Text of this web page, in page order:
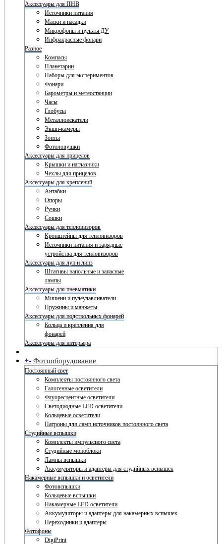
Аксессуары для ПНВ
Источники питания
Маски и насадки
Микрофоны и пульты ДУ
Инфракрасные фонари
Разное
Компасы
Планетарии
Наборы для экспериментов
Фонари
Барометры и метеостанции
Часы
Глобусы
Металлоискатели
Экшн-камеры
Зонты
Фотоловушки
Аксессуары для прицелов
Крышки и наглазники
Чехлы для прицелов
Аксессуары для креплений
Антабки
Опоры
Ручки
Сошки
Аксессуары для тепловизоров
Кронштейны для тепловизоров
Источники питания и зарядные
устройства для тепловизоров
Аксессуары для луп и линз
Штативы напольные и запасные
лампы
Аксессуары для пневматики
Мишени и пулеулавливатели
Пружины и манжеты
Аксессуары для подствольных фонарей
Кольца и крепления для
фонарей
Аксессуары для интерьера
+- Фотооборудование
Постоянный свет
Комплекты постоянного света
Галогенные осветители
Флуоресцентные осветители
Светодиодные LED осветители
Кольцевые осветители
Патроны для ламп источников постоянного света
Студийные вспышки
Комплекты импульсного света
Студийные моноблоки
Лампы вспышки
Аккумуляторы и адаптеры для студийных вспышек
Накамерные вспышки и осветители
Фотовспышки
Кольцевые вспышки
Накамерные LED осветители
Аккумуляторы и адаптеры для накамерных вспышек
Переходники и адаптеры
Фотофоны
DigiPrint